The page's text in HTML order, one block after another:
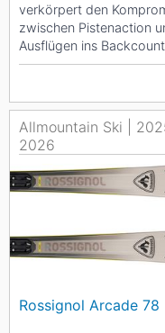
verkörpert den
zwischen Pistenaction
Ausflügen ins
Er bietet Stabilität in
Allmountain Ski |
2026
Rossignol Arcade 78